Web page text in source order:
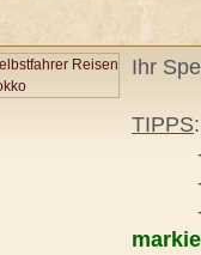
Ihr
TIPPS
-
-
- frei